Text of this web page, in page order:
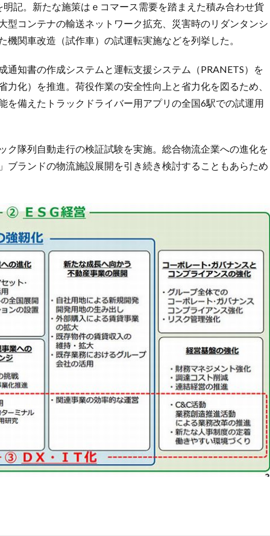
記。新たな施策はｅコマース需要を踏まえた積み合わせ貨
型コンテナの輸送ネットワーク拡充、災害時のリダンタンシ
関車改造（試作車）の試運転実施などを列挙した。
通知書の作成システムと運転支援システム（PRANETS）を
化）を推進。荷役作業の安全性向上と省力化を図るため、
を備えたトラックドライバー用アプリの全国6駅での試運用
ク隊列自動走行の検証試験を実施。総合物流企業への進化を
ブランドの物流施設展開を引き続き検討することもあらため